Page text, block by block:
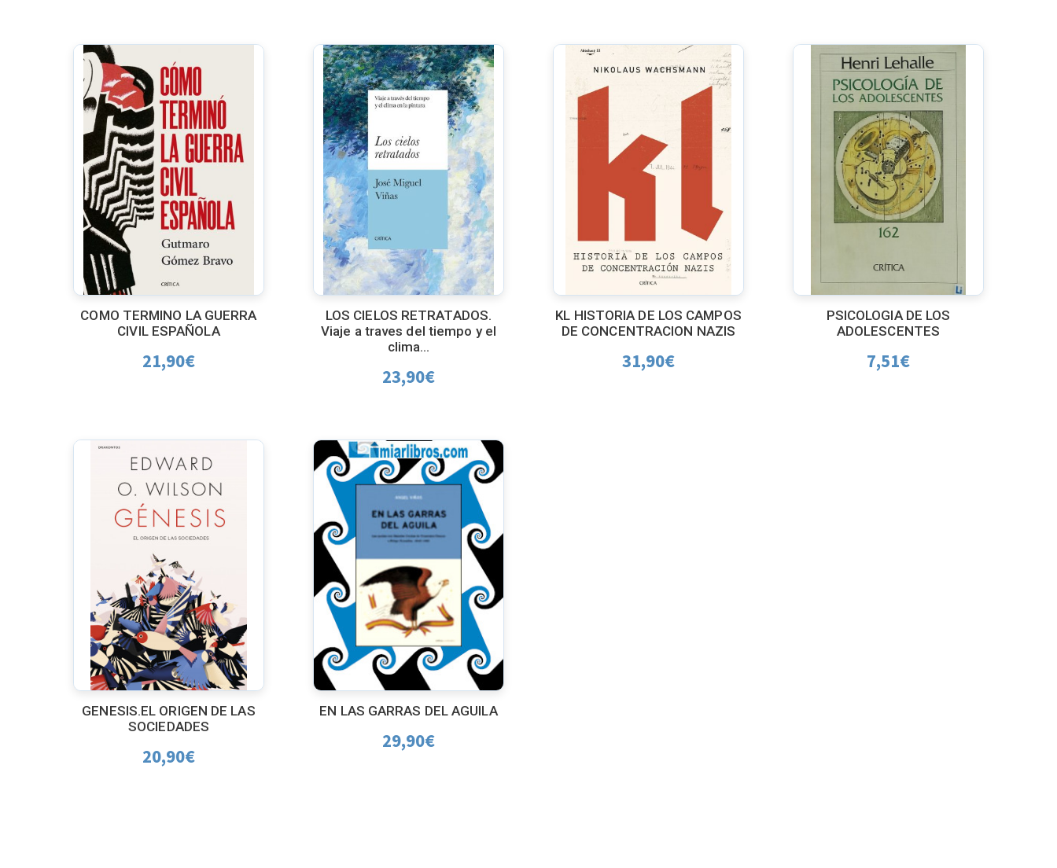
COMO TERMINO LA GUERRA
CIVIL ESPAÑOLA
21,90€
LOS CIELOS RETRATADOS.
Viaje a traves del tiempo y el
clima...
23,90€
KL HISTORIA DE LOS CAMPOS
DE CONCENTRACION NAZIS
31,90€
PSICOLOGIA DE LOS
ADOLESCENTES
7,51€
GENESIS.EL ORIGEN DE LAS
SOCIEDADES
20,90€
EN LAS GARRAS DEL AGUILA
29,90€